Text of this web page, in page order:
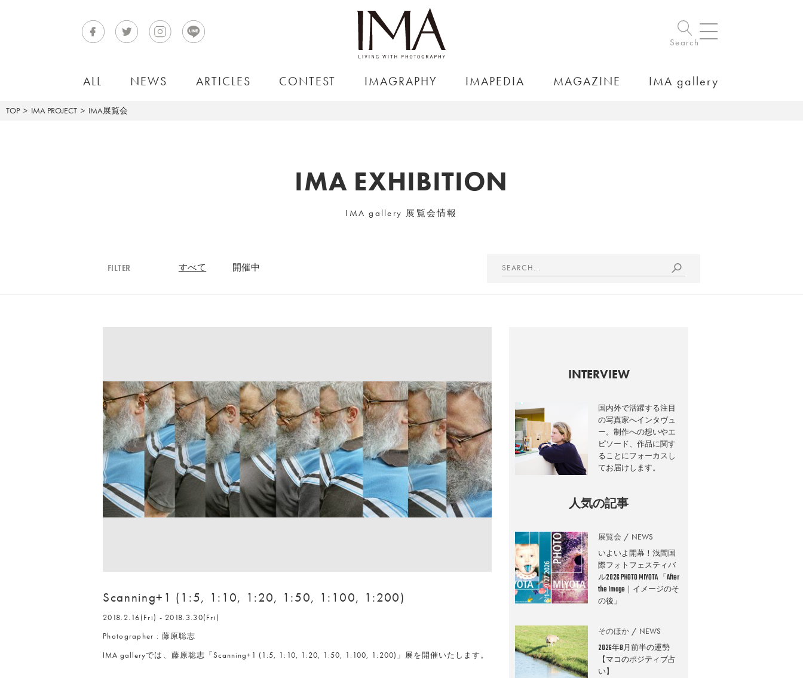
Search
ALL NEWS ARTICLES CONTEST IMAGRAPHY IMAPEDIA MAGAZINE IMA gallery
TOP IMA PROJECT IMA展覧会
IMA EXHIBITION
IMA gallery 展覧会情報
FILTER すべて 開催中
Scanning+1 (1:5, 1:10, 1:20, 1:50, 1:100, 1:200)
2018.2.16(Fri) - 2018.3.30(Fri)
Photographer : 藤原聡志
IMA galleryでは、藤原聡志「Scanning+1 (1:5, 1:10, 1:20, 1:50, 1:100, 1:200)」展を開催いたします。
INTERVIEW
国内外で活躍する注目
の写真家へインタヴュ
ー。制作への想いやエ
ピソード、作品に関す
ることにフォーカスし
てお届けします。
人気の記事
展覧会 NEWS
いよいよ開幕！浅間国
際フォトフェスティバ
ル2026 PHOTO MIYOTA 「After
the Image｜イメージのそ
の後」
そのほか NEWS
2026年8月前半の運勢
【マコのポジティブ占
い】